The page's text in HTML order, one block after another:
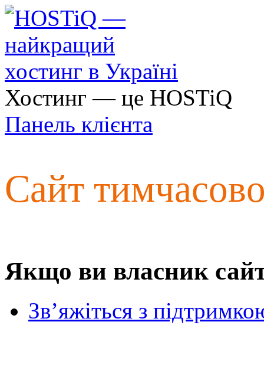
Хостинг — це HOSTiQ
Панель клієнта
Сайт
Якщо ви власник
Зв’яжіться з